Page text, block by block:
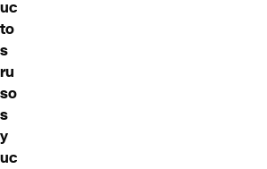
uc
to
s
ru
so
s
y
uc